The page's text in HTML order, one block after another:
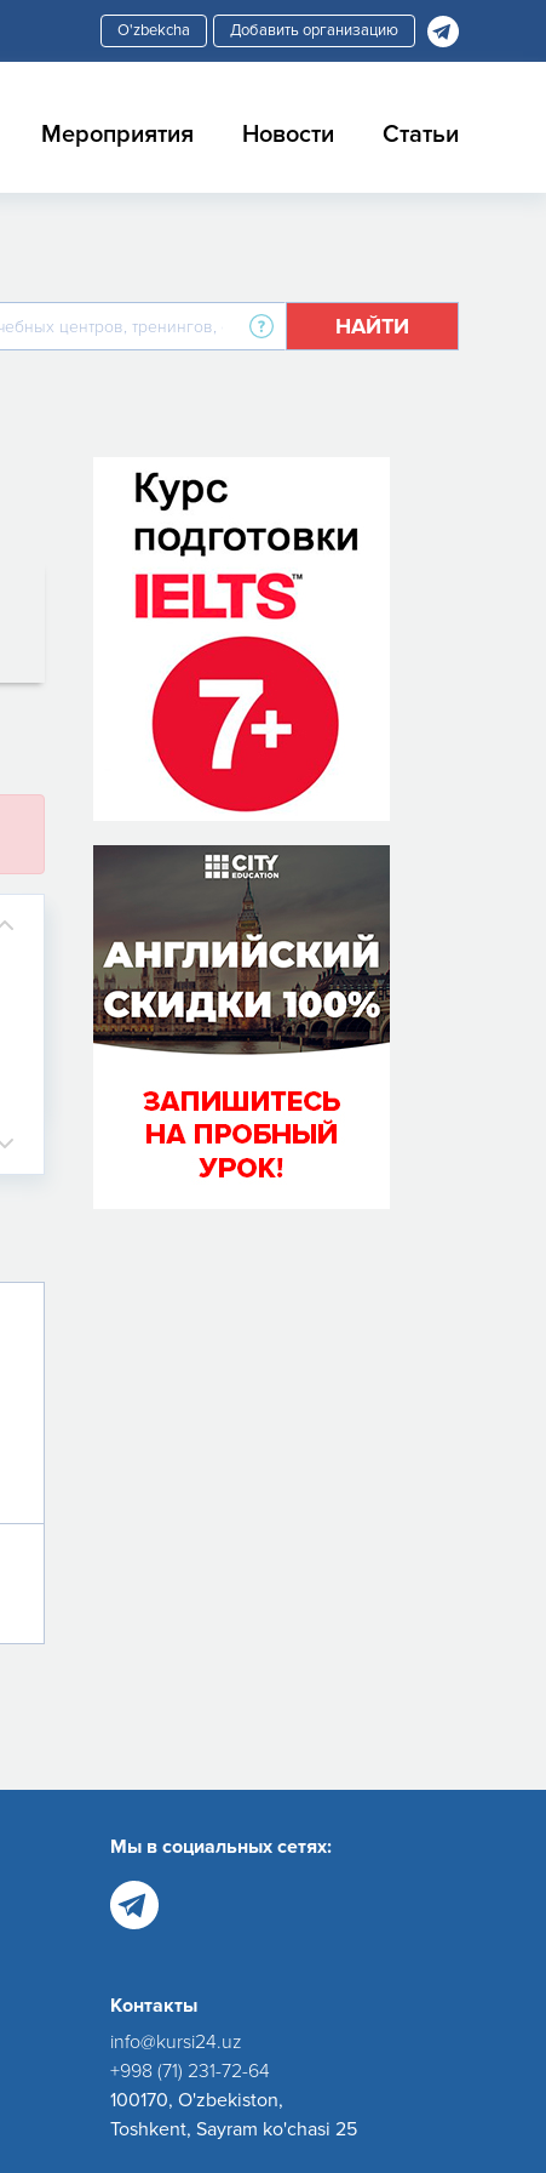
Добавить организацию
Мероприятия Новости Статьи
НАЙТИ
Мы в социальных сетях:
Контакты
info@kursi24.uz
+998 (71) 231-72-64
100170, O'zbekiston,
Toshkent, Sayram ko'chasi 25